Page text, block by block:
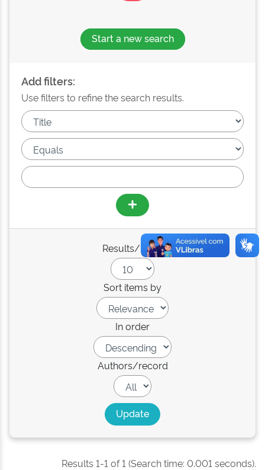
Start a new search
Add filters:
Use filters to refine the search results.
Results/Page
Sort items by
In order
Authors/record
Results 1-1 of 1 (Search time: 0.001 seconds).